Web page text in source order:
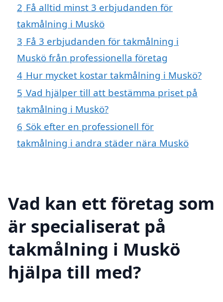
2 Få alltid minst 3 erbjudanden för
takmålning i Muskö
3 Få 3 erbjudanden för takmålning i
Muskö från professionella företag
4 Hur mycket kostar takmålning i Muskö?
5 Vad hjälper till att bestämma priset på
takmålning i Muskö?
6 Sök efter en professionell för
takmålning i andra städer nära Muskö
Vad kan ett företag som
är specialiserat på
takmålning i Muskö
hjälpa till med?